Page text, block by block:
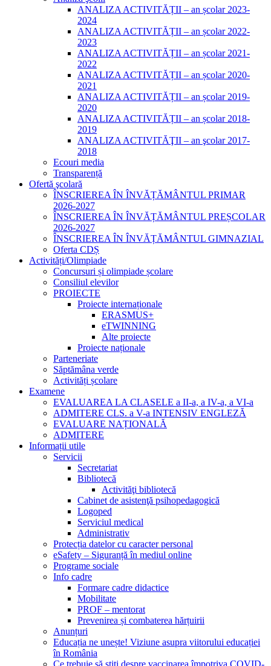
ANALIZA ACTIVITĂȚII – an școlar 2023-
2024
ANALIZA ACTIVITĂȚII – an școlar 2022-
2023
ANALIZA ACTIVITĂȚII – an școlar 2021-
2022
ANALIZA ACTIVITĂȚII – an școlar 2020-
2021
ANALIZA ACTIVITĂȚII – an școlar 2019-
2020
ANALIZA ACTIVITĂȚII – an școlar 2018-
2019
ANALIZA ACTIVITĂŢII – an şcolar 2017-
2018
Ecouri media
Transparență
Ofertă şcolară
ÎNSCRIEREA ÎN ÎNVĂȚĂMÂNTUL PRIMAR
2026-2027
ÎNSCRIEREA ÎN ÎNVĂȚĂMÂNTUL PREȘCOLAR
2026-2027
ÎNSCRIEREA ÎN ÎNVĂȚĂMÂNTUL GIMNAZIAL
Oferta CDȘ
Activități/Olimpiade
Concursuri și olimpiade școlare
Consiliul elevilor
PROIECTE
Proiecte internaționale
ERASMUS+
eTWINNING
Alte proiecte
Proiecte naționale
Parteneriate
Săptămâna verde
Activități școlare
Examene
EVALUAREA LA CLASELE a II-a, a IV-a, a VI-a
ADMITERE CLS. a V-a INTENSIV ENGLEZĂ
EVALUARE NAȚIONALĂ
ADMITERE
Informații utile
Servicii
Secretariat
Bibliotecă
Activităţi bibliotecă
Cabinet de asistenţă psihopedagogică
Logoped
Serviciul medical
Administrativ
Protecția datelor cu caracter personal
eSafety – Siguranță în mediul online
Programe sociale
Info cadre
Formare cadre didactice
Mobilitate
PROF – mentorat
Prevenirea și combaterea hărțuirii
Anunțuri
Educația ne unește! Viziune asupra viitorului educației
în România
Ce trebuie să știți despre vaccinarea împotriva COVID-